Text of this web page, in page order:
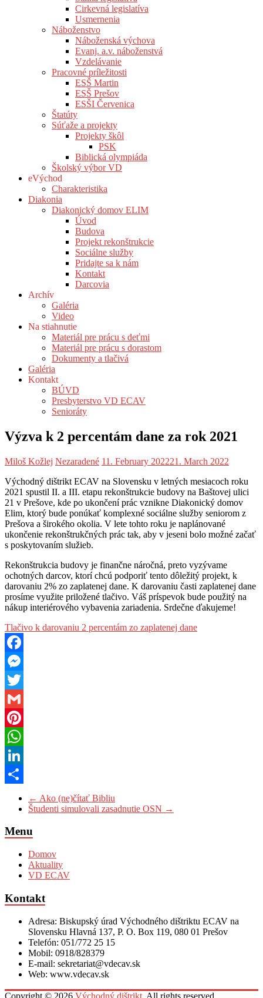
Cirkevná legislatíva
Usmernenia
Náboženstvo
Náboženská výchova
Evanj. a.v. náboženstvá
Vzdelávanie
Pracovné príležitosti
ESŠ Martin
ESŠ Prešov
ESŠI Červenica
Štatúty
Súťaže a projekty
Projekty škôl
PSK
Biblická olympiáda
Školský výbor VD
eVýchod
Charakteristika
Diakonia
Diakonický domov ELIM
Úvod
Budova
Projekt rekonštrukcie
Sociálne služby
Pridajte sa k nám
Kontakt
Darcovia
Archív
Galéria
Video
Na stiahnutie
Materiál pre prácu s deťmi
Materiál pre prácu s dorastom
Dokumenty a tlačivá
Galéria
Kontakt
BÚVD
Presbyterstvo VD ECAV
Senioráty
Výzva k 2 percentám dane za rok 2021
Miloš Kožlej Nezaradené 11. February 202221. March 2022
Východný dištrikt ECAV na Slovensku v letných mesiacoch roku
2021 spustil II. a III. etapu rekonštrukcie budovy na Baštovej ulici
21 v Prešove, kde po ukončení prác vznikne Diakonický domov
Elim, ktorý bude ponúkať komplexné sociálne služby seniorom z
Prešova a širokého okolia. V lete tohto roku je naplánované
ukončenie rekonštrukčných prác tak, aby v jeseni bolo možné začať
s poskytovaním služieb.
Rekonštrukcia budovy je finančne náročná, preto vyzývame
ochotných darcov, ktorí chcú podporiť tento dôležitý projekt, k
darovaniu 2% zo zaplatenej dane. K darovaniu časti zaplatenej dane
prosíme využite priložené tlačivo. Váš príspevok bude použitý na
nákup interiérového vybavenia zariadenia. Srdečne ďakujeme!
Tlačivo k darovaniu 2 percentám zo zaplatenej dane
Facebook
Messenger
Twitter
Gmail
Pinterest
WhatsApp
LinkedIn
← Ako (ne)čítať Bibliu
Študenti simulovali zasadnutie OSN →
Menu
Domov
Aktuality
VD ECAV
Kontakt
Adresa: Biskupský úrad Východného dištriktu ECAV na
Slovensku Hlavná 137, P. O. Box 119, 080 01 Prešov
Telefón: 051/772 25 15
Mobil: 0918/828379
E-mail: sekretariat@vdecav.sk
Web: www.vdecav.sk
Copyright © 2026 Východný dištrikt . All rights reserved.